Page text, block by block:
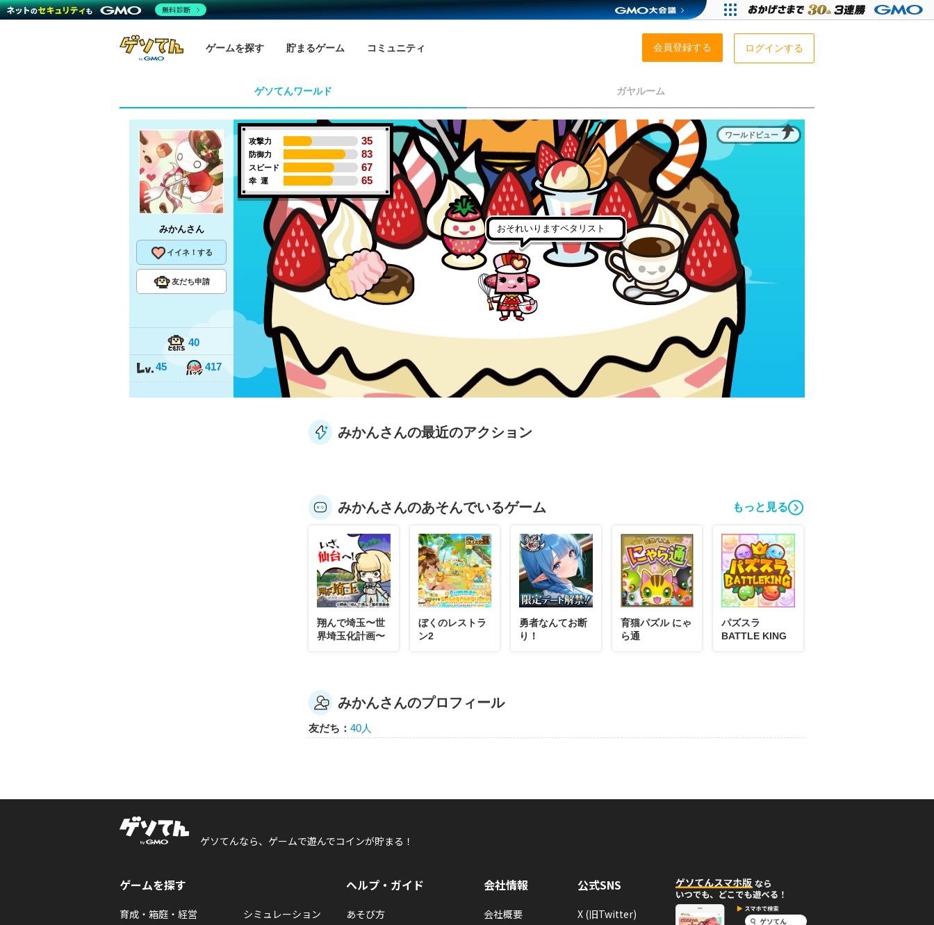
ゲームを探す 貯まるゲーム コミュニティ 会員登録する ログインする
ゲソてんワールド ガヤルーム
みかんさん
イイネ！する
友だち申請
40
45 417
ワールドビュー
攻撃力 35
防御力 83
スピード 67
幸 運 65
おそれいりますペタリスト
みかんさんの最近のアクション
みかんさんのあそんでいるゲーム もっと見る
翔んで埼玉〜世
界埼玉化計画〜
ぼくのレストラ
ン2
勇者なんてお断
り！
育猫パズル にゃ
ら通
パズスラ
BATTLE KING
みかんさんのプロフィール
友だち： 40人
ゲソてんなら、ゲームで遊んでコインが貯まる！
ゲームを探す
育成・箱庭・経営
シミュレーション
ヘルプ・ガイド
あそび方
会社情報
会社概要
公式SNS
X (旧Twitter)
無料診断